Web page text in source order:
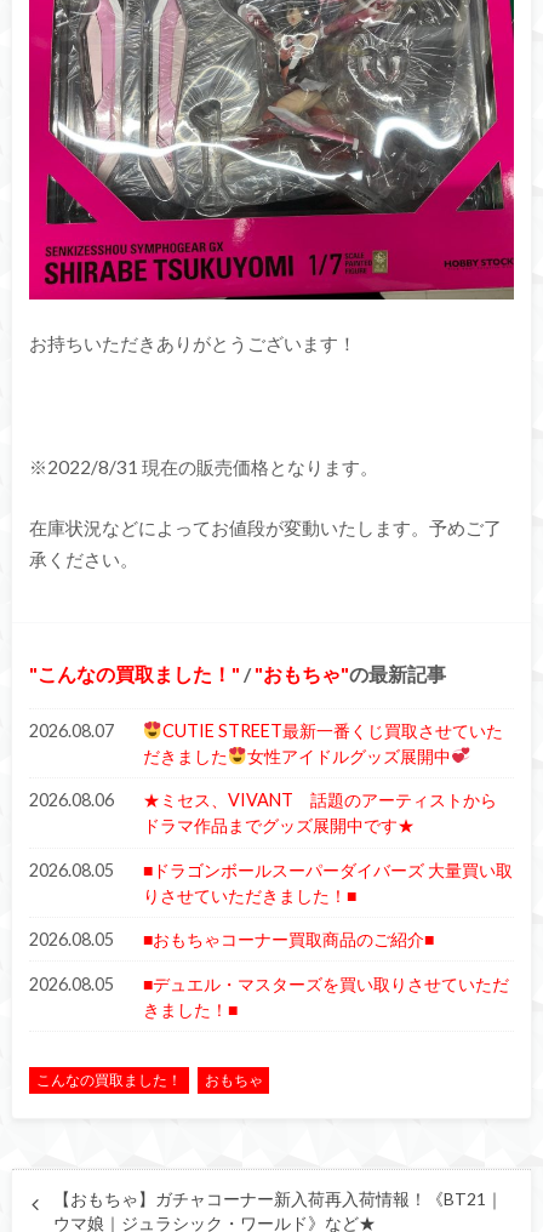
お持ちいただきありがとうございます！
※2022/8/31 現在の販売価格となります。
在庫状況などによってお値段が変動いたします。予めご了
承ください。
こんなの買取ました！ / おもちゃ の最新記事
2026.08.07
CUTIE STREET最新一番くじ買取させていた
だきました
女性アイドルグッズ展開中
2026.08.06
★ミセス、VIVANT 話題のアーティストから
ドラマ作品までグッズ展開中です★
2026.08.05
■ドラゴンボールスーパーダイバーズ 大量買い取
りさせていただきました！■
2026.08.05 ■おもちゃコーナー買取商品のご紹介■
2026.08.05
■デュエル・マスターズを買い取りさせていただ
きました！■
こんなの買取ました！ おもちゃ
【おもちゃ】ガチャコーナー新入荷再入荷情報！《BT21｜
ウマ娘｜ジュラシック・ワールド》など★